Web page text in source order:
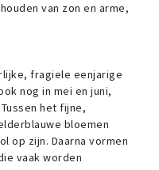
van zon en arme,
fragiele eenjarige
nog in mei en juni,
het fijne,
bloemen
op zijn. Daarna vormen
vaak worden